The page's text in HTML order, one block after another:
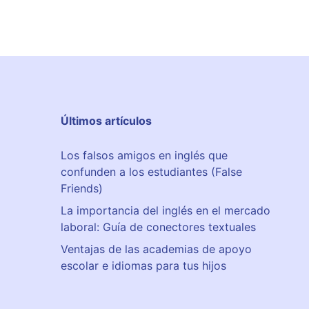
Últimos artículos
Los falsos amigos en inglés que
confunden a los estudiantes (False
Friends)
La importancia del inglés en el mercado
laboral: Guía de conectores textuales
Ventajas de las academias de apoyo
escolar e idiomas para tus hijos